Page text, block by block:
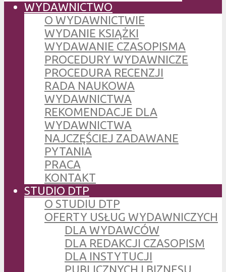
WYDAWNICTWO
O WYDAWNICTWIE
WYDANIE KSIĄŻKI
WYDAWANIE CZASOPISMA
PROCEDURY WYDAWNICZE
PROCEDURA RECENZJI
RADA NAUKOWA
WYDAWNICTWA
REKOMENDACJE DLA
WYDAWNICTWA
NAJCZĘŚCIEJ ZADAWANE
PYTANIA
PRACA
KONTAKT
STUDIO DTP
O STUDIU DTP
OFERTY USŁUG WYDAWNICZYCH
DLA WYDAWCÓW
DLA REDAKCJI CZASOPISM
DLA INSTYTUCJI
PUBLICZNYCH I BIZNESU